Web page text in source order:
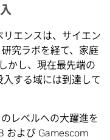
エンスは、サイエン
究ラボを経て、家庭
かし、現在最先端の
する域には到達して
レベルへの大躍進を
および Gamescom